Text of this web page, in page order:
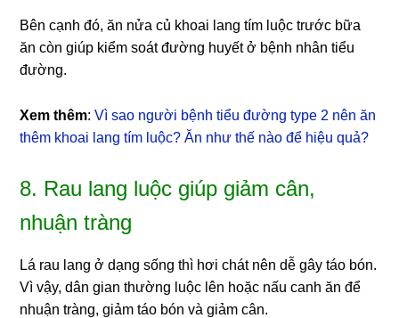
Bên cạnh đó, ăn nửa củ khoai lang tím luộc trước bữa
ăn còn giúp kiểm soát đường huyết ở bệnh nhân tiểu
đường.
Xem thêm:Vì sao người bệnh tiểu đường type 2 nên ăn
thêm khoai lang tím luộc? Ăn như thế nào để hiệu quả?
8. Rau lang luộc giúp giảm cân,
nhuận tràng
Lá rau lang ở dạng sống thì hơi chát nên dễ gây táo bón.
Vì vậy, dân gian thường luộc lên hoặc nấu canh ăn để
nhuận tràng, giảm táo bón và giảm cân.